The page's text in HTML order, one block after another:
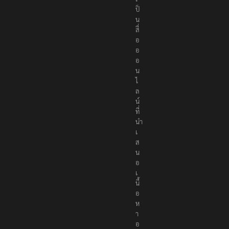
s
เ
ป็
น
สื่
อ
อ
อ
น
ไ
ล
น์
ที่
นำ
เ
ส
น
อ
เ
นื้
อ
ห